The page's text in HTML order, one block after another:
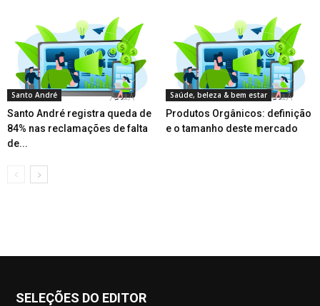
Santo André
Santo André registra queda de
84% nas reclamações de falta
de...
Saúde, beleza & bem estar
Produtos Orgânicos: definição
e o tamanho deste mercado
SELEÇÕES DO EDITOR